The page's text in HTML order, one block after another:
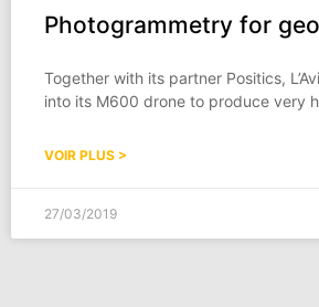
Photogrammetry for
Together with its partner Positics,
into its M600 drone to produce very
VOIR PLUS >
27/03/2019